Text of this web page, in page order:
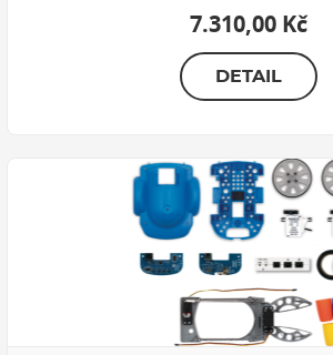
7.310,00 Kč
DETAIL